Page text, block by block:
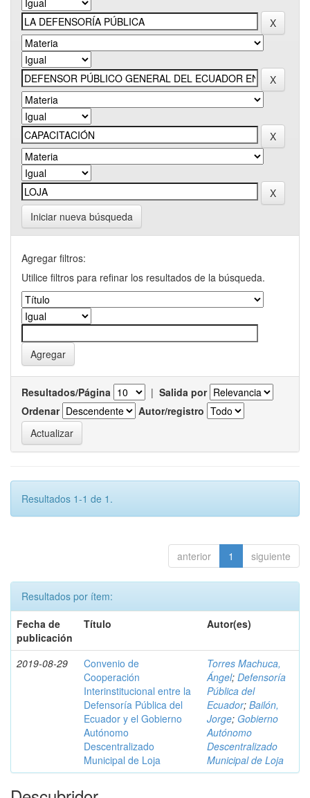
Iniciar nueva búsqueda
Agregar filtros:
Utilice filtros para refinar los resultados de la búsqueda.
Resultados/Página | Salida por
Ordenar
Autor/registro
Resultados 1-1 de 1.
anterior 1 siguiente
Resultados por ítem:
Fecha de
publicación
Título Autor(es)
2019-08-29
Convenio de
Cooperación
Interinstitucional entre la
Defensoría Pública del
Ecuador y el Gobierno
Autónomo
Descentralizado
Municipal de Loja
Torres Machuca,
Ángel; Defensoría
Pública del
Ecuador; Bailón,
Jorge; Gobierno
Autónomo
Descentralizado
Municipal de Loja